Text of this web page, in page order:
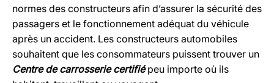
normes des constructeurs afin d’assurer la sécurité des
passagers et le fonctionnement adéquat du véhicule
après un accident. Les constructeurs automobiles
souhaitent que les consommateurs puissent trouver un
Centre de carrosserie certifiépeu importe où ils